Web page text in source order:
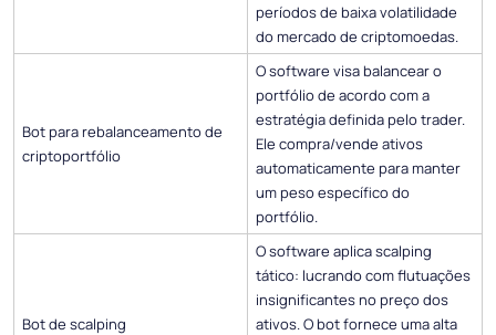
períodos de baixa volatilidade
do mercado de criptomoedas.
Bot para rebalanceamento de
criptoportfólio
O software visa balancear o
portfólio de acordo com a
estratégia definida pelo trader.
Ele compra/vende ativos
automaticamente para manter
um peso específico do
portfólio.
Bot de scalping
O software aplica scalping
tático: lucrando com flutuações
insignificantes no preço dos
ativos. O bot fornece uma alta